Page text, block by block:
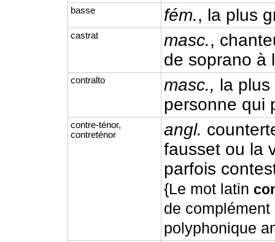
basse fém., la plus
castrat masc.,
de soprano à
contralto masc., la
personne qui
contre-ténor,
contreténor
angl.
fausset ou la
parfois
{Le mot latin
de
polyphonique